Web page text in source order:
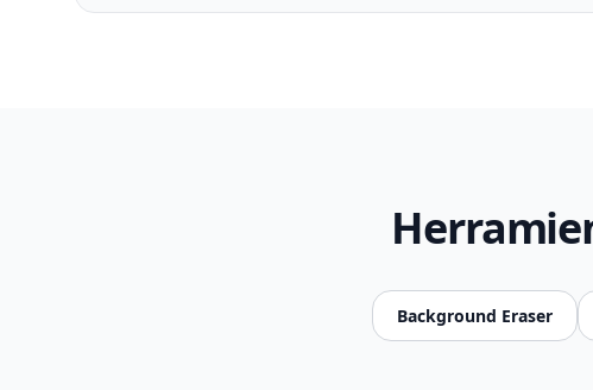
Background Eraser